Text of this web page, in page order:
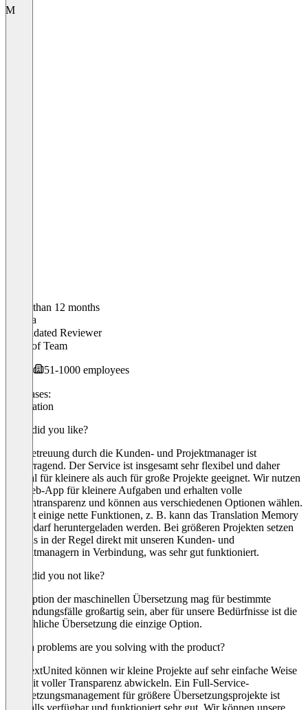
M
Older than 12 months
Marina
Validated Reviewer
Head of Team
51-1000 employees
Use cases:
Translation
What did you like?
Die Betreuung durch die Kunden- und Projektmanager ist
hervorragend. Der Service ist insgesamt sehr flexibel und daher
sowohl für kleinere als auch für große Projekte geeignet. Wir nutzen
die Web-App für kleinere Aufgaben und erhalten volle
Kostentransparenz und können aus verschiedenen Optionen wählen.
Es gibt einige nette Funktionen, z. B. kann das Translation Memory
bei Bedarf heruntergeladen werden. Bei größeren Projekten setzen
wir uns in der Regel direkt mit unseren Kunden- und
Projektmanagern in Verbindung, was sehr gut funktioniert.
What did you not like?
Die Option der maschinellen Übersetzung mag für bestimmte
Anwendungsfälle großartig sein, aber für unsere Bedürfnisse ist die
menschliche Übersetzung die einzige Option.
Which problems are you solving with the product?
Mit TextUnited können wir kleine Projekte auf sehr einfache Weise
und mit voller Transparenz abwickeln. Ein Full-Service-
Übersetzungsmanagement für größere Übersetzungsprojekte ist
ebenfalls verfügbar und funktioniert sehr gut. Wir können unsere